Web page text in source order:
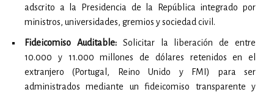
adscrito a la Presidencia de la República integrado por
ministros, universidades, gremios y sociedad civil.
Fideicomiso Auditable: Solicitar la liberación de entre
10.000 y 11.000 millones de dólares retenidos en el
extranjero (Portugal, Reino Unido y FMI) para ser
administrados mediante un fideicomiso transparente y